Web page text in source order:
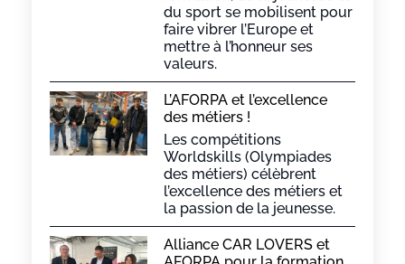
du sport se mobilisent pour
faire vibrer l’Europe et
mettre à l’honneur ses
valeurs.
L’AFORPA et l’excellence
des métiers !
Les compétitions
Worldskills (Olympiades
des métiers) célèbrent
l’excellence des métiers et
la passion de la jeunesse.
Alliance CAR LOVERS et